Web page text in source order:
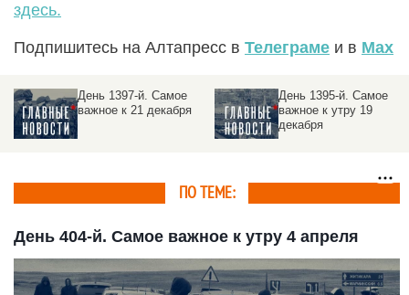
здесь.
Подпишитесь на Алтапресс в Телеграме и в Max
День 1395-й. Самое
важное к утру 19
День 1394-й. Самое
важное к утру 18
декабря
ПО ТЕМЕ:
День 404-й. Самое важное к утру 4 апреля